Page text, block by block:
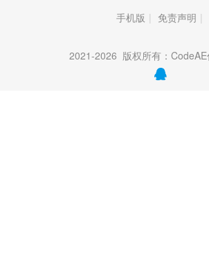
手机版 | 免责声明 |
2021-2026 版权所有：